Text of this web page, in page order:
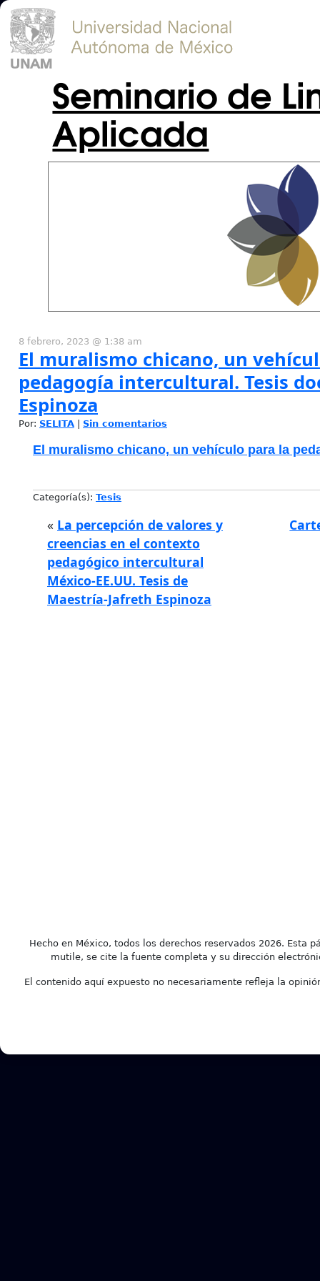
Seminario de
Aplicada
8 febrero, 2023 @ 1:38 am
El muralismo chicano, un
pedagogía intercultural. Tesis
Espinoza
Por: SELITA Sin comentarios
El muralismo chicano, un vehículo para la
Categoría(s): Tesis
« La percepción de valores y
creencias en el contexto
pedagógico intercultural
México-EE.UU. Tesis de
Maestría-Jafreth Espinoza
Hecho en México, todos los derechos reservados 2026. Esta
mutile, se cite la fuente completa y su dirección
El contenido aquí expuesto no necesariamente refleja la